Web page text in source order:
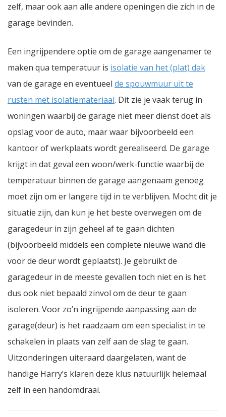
zelf, maar ook aan alle andere openingen die zich in de
garage bevinden.
Een ingrijpendere optie om de garage aangenamer te
maken qua temperatuur is isolatie van het (plat) dak
van de garage en eventueel de spouwmuur uit te
rusten met isolatiemateriaal. Dit zie je vaak terug in
woningen waarbij de garage niet meer dienst doet als
opslag voor de auto, maar waar bijvoorbeeld een
kantoor of werkplaats wordt gerealiseerd. De garage
krijgt in dat geval een woon/werk-functie waarbij de
temperatuur binnen de garage aangenaam genoeg
moet zijn om er langere tijd in te verblijven. Mocht dit je
situatie zijn, dan kun je het beste overwegen om de
garagedeur in zijn geheel af te gaan dichten
(bijvoorbeeld middels een complete nieuwe wand die
voor de deur wordt geplaatst). Je gebruikt de
garagedeur in de meeste gevallen toch niet en is het
dus ook niet bepaald zinvol om de deur te gaan
isoleren. Voor zo’n ingrijpende aanpassing aan de
garage(deur) is het raadzaam om een specialist in te
schakelen in plaats van zelf aan de slag te gaan.
Uitzonderingen uiteraard daargelaten, want de
handige Harry’s klaren deze klus natuurlijk helemaal
zelf in een handomdraai.